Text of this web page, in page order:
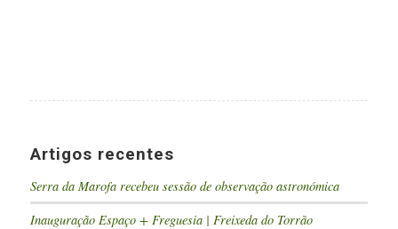
Artigos recentes
Serra da Marofa recebeu sessão de observação astronómica
Inauguração Espaço + Freguesia | Freixeda do Torrão